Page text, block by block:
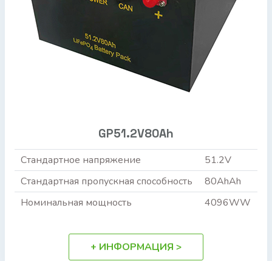
GP51.2V80Ah
Стандартное напряжение
51.2V
Стандартная пропускная способность
80AhAh
Номинальная мощность
4096WW
+ ИНФОРМАЦИЯ >